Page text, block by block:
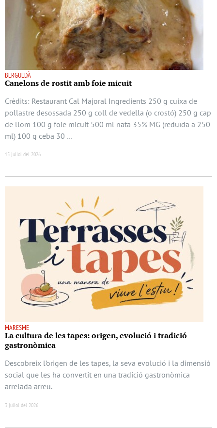
BERGUEDÀ
Canelons de rostit amb foie micuit
Crèdits: Restaurant Cal Majoral Ingredients 250 g cuixa de
pollastre desossada 250 g coll de vedella (o crostó) 250 g cap
de llom 100 g foie micuit 500 ml nata 35% MG (reduïda a 250
ml) 100 g ceba 30 …
15 juliol del 2026
MARESME
La cultura de les tapes: origen, evolució i tradició
gastronòmica
Descobreix l’origen de les tapes, la seva evolució i la dimensió
social que les ha convertit en una tradició gastronòmica
arrelada arreu.
3 juliol del 2026